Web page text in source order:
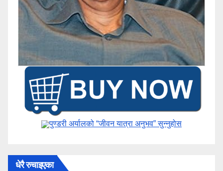
पुण्डरी अर्यालको “जीवन यात्रा अनुभव” ​सुन्नुहोस
धेरै रुचाइएका